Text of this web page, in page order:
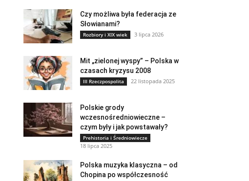
Czy możliwa była federacja ze
Słowianami?
Rozbiory i XIX wiek 3 lipca 2026
Mit „zielonej wyspy” – Polska w
czasach kryzysu 2008
III Rzeczpospolita 22 listopada 2025
Polskie grody
wczesnośredniowieczne –
czym były i jak powstawały?
Prehistoria i Średniowiecze
18 lipca 2025
Polska muzyka klasyczna – od
Chopina po współczesność